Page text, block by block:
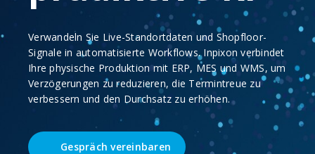
Verwandeln Sie Live-Standortdaten und Shopfloor-
Signale in automatisierte Workflows. Inpixon verbindet
Ihre physische Produktion mit ERP, MES und WMS, um
Verzögerungen zu reduzieren, die Termintreue zu
verbessern und den Durchsatz zu erhöhen.
Gespräch vereinbaren